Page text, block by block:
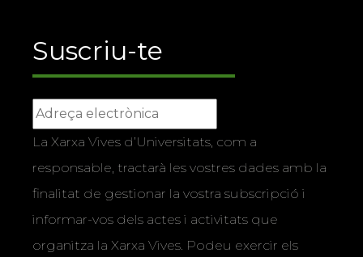
Suscriu-te
La Xarxa Vives d’Universitats, com a
responsable, tractarà les vostres dades amb la
finalitat de gestionar la vostra subscripció i
informar-vos dels actes i activitats que
organitza la Xarxa Vives. Podeu exercir els